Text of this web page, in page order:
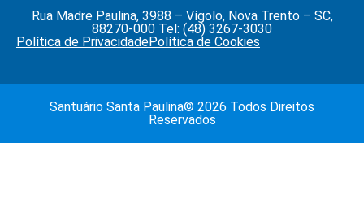
Rua Madre Paulina, 3988 – Vígolo, Nova Trento – SC,
88270-000 Tel: (48) 3267-3030
Política de PrivacidadePolítica de Cookies
Santuário Santa Paulina© 2026 Todos Direitos
Reservados